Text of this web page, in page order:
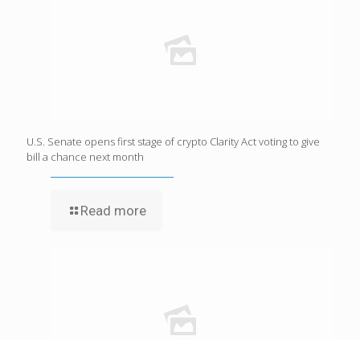
U.S. Senate opens first stage of crypto Clarity Act voting to give
bill a chance next month
Read more